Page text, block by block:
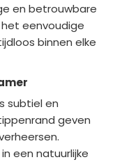
en betrouwbare
het eenvoudige
binnen elke
subtiel en
geven
een natuurlijke